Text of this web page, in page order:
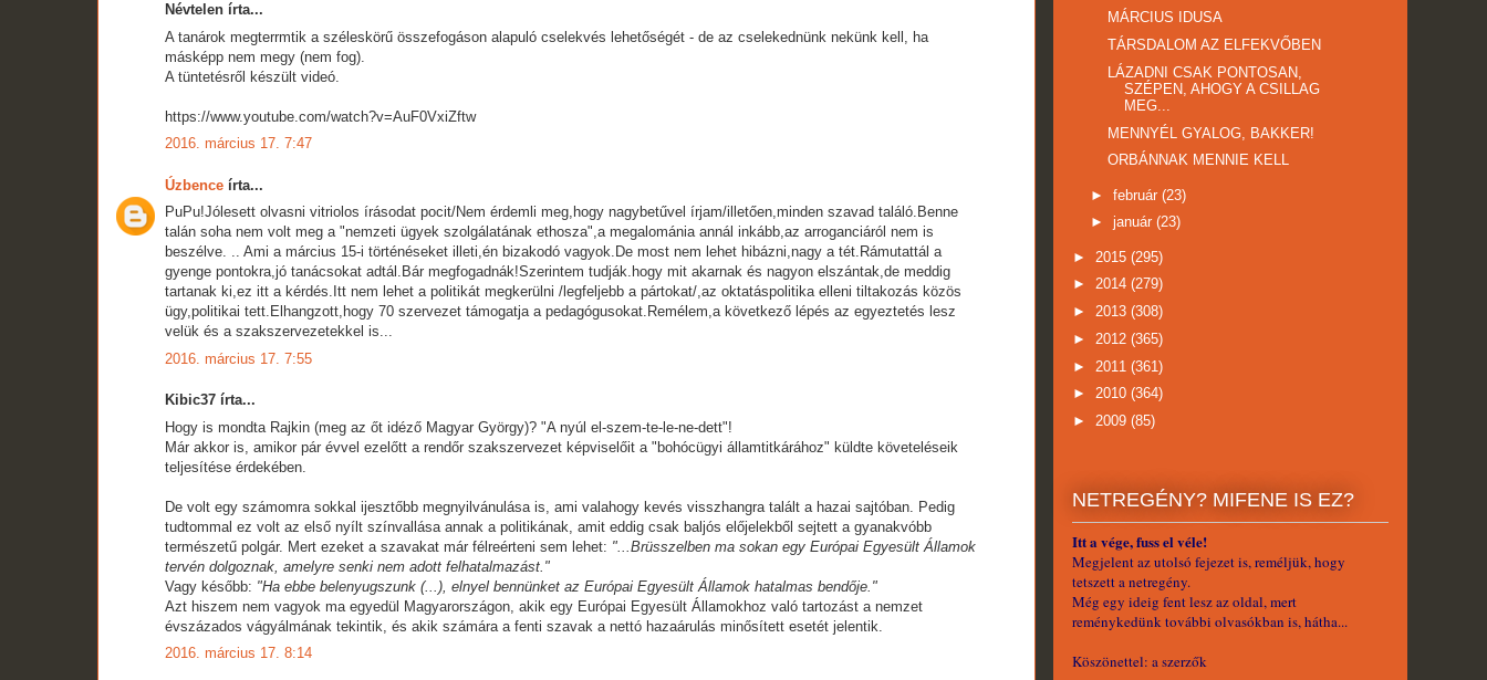
Névtelen írta...
A tanárok megterrmtik a széleskörű összefogáson alapuló cselekvés lehetőségét - de az cselekednünk nekünk kell, ha
másképp nem megy (nem fog).
A tüntetésről készült videó.
https://www.youtube.com/watch?v=AuF0VxiZftw
2016. március 17. 7:47
Úzbence írta...
PuPu!Jólesett olvasni vitriolos írásodat pocit/Nem érdemli meg,hogy nagybetűvel írjam/illetően,minden szavad találó.Benne
talán soha nem volt meg a "nemzeti ügyek szolgálatának ethosza",a megalománia annál inkább,az arroganciáról nem is
beszélve. .. Ami a március 15-i történéseket illeti,én bizakodó vagyok.De most nem lehet hibázni,nagy a tét.Rámutattál a
gyenge pontokra,jó tanácsokat adtál.Bár megfogadnák!Szerintem tudják.hogy mit akarnak és nagyon elszántak,de meddig
tartanak ki,ez itt a kérdés.Itt nem lehet a politikát megkerülni /legfeljebb a pártokat/,az oktatáspolitika elleni tiltakozás közös
ügy,politikai tett.Elhangzott,hogy 70 szervezet támogatja a pedagógusokat.Remélem,a következő lépés az egyeztetés lesz
velük és a szakszervezetekkel is...
2016. március 17. 7:55
Kibic37 írta...
Hogy is mondta Rajkin (meg az őt idéző Magyar György)? "A nyúl el-szem-te-le-ne-dett"!
Már akkor is, amikor pár évvel ezelőtt a rendőr szakszervezet képviselőit a "bohócügyi államtitkárához" küldte követeléseik
teljesítése érdekében.
De volt egy számomra sokkal ijesztőbb megnyilvánulása is, ami valahogy kevés visszhangra talált a hazai sajtóban. Pedig
tudtommal ez volt az első nyílt színvallása annak a politikának, amit eddig csak baljós előjelekből sejtett a gyanakvóbb
természetű polgár. Mert ezeket a szavakat már félreérteni sem lehet: "...Brüsszelben ma sokan egy Európai Egyesült Államok
tervén dolgoznak, amelyre senki nem adott felhatalmazást."
Vagy később: "Ha ebbe belenyugszunk (...), elnyel bennünket az Európai Egyesült Államok hatalmas bendője."
Azt hiszem nem vagyok ma egyedül Magyarországon, akik egy Európai Egyesült Államokhoz való tartozást a nemzet
évszázados vágyálmának tekintik, és akik számára a fenti szavak a nettó hazaárulás minősített esetét jelentik.
2016. március 17. 8:14
MÁRCIUS IDUSA
TÁRSDALOM AZ ELFEKVŐBEN
LÁZADNI CSAK PONTOSAN,
SZÉPEN, AHOGY A CSILLAG
MEG...
MENNYÉL GYALOG, BAKKER!
ORBÁNNAK MENNIE KELL
► február (23)
► január (23)
► 2015 (295)
► 2014 (279)
► 2013 (308)
► 2012 (365)
► 2011 (361)
► 2010 (364)
► 2009 (85)
NETREGÉNY? MIFENE IS EZ?
Itt a vége, fuss el véle!
Megjelent az utolsó fejezet is, reméljük, hogy
tetszett a netregény.
Még egy ideig fent lesz az oldal, mert
reménykedünk további olvasókban is, hátha...
Köszönettel: a szerzők